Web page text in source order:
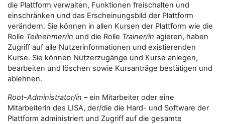
die Plattform verwalten, Funktionen freischalten und
einschränken und das Erscheinungsbild der Plattform
verändern. Sie können in allen Kursen der Plattform wie die
Rolle Teilnehmer/in und die Rolle Trainer/in agieren, haben
Zugriff auf alle Nutzerinformationen und existierenden
Kurse. Sie können Nutzerzugänge und Kurse anlegen,
bearbeiten und löschen sowie Kursanträge bestätigen und
ablehnen.
Root-Administrator/in – ein Mitarbeiter oder eine
Mitarbeiterin des LISA, der/die die Hard- und Software der
Plattform administriert und Zugriff auf die gesamte